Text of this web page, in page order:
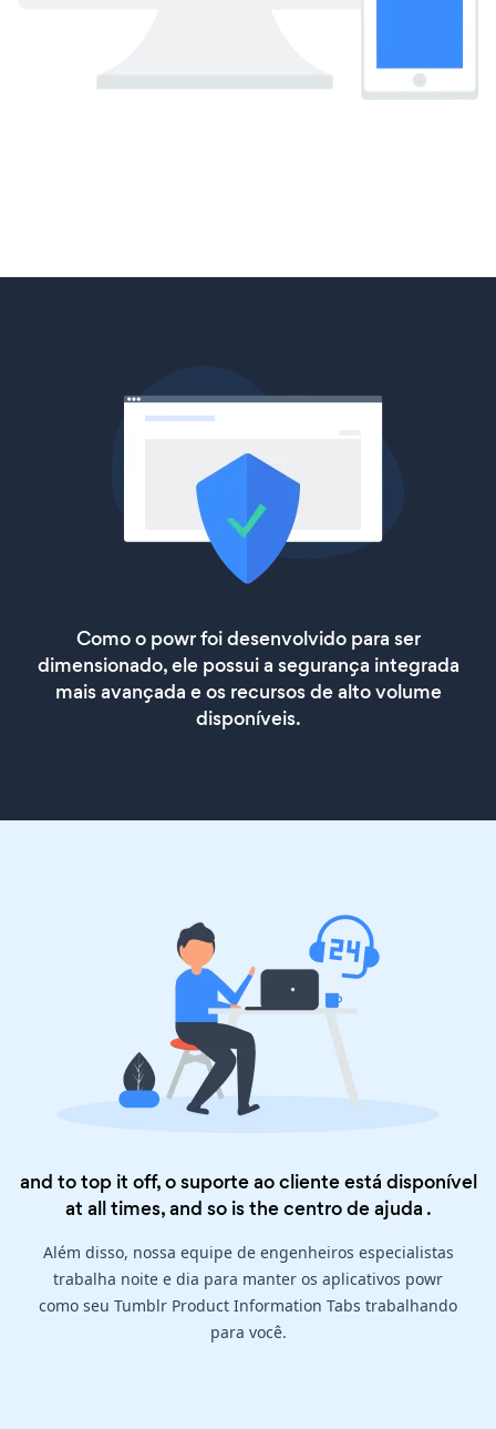
Como o powr foi desenvolvido para ser
dimensionado, ele possui a segurança integrada
mais avançada e os recursos de alto volume
disponíveis.
and to top it off, o suporte ao cliente está disponível
at all times, and so is thecentro de ajuda .
Além disso, nossa equipe de engenheiros especialistas
trabalha noite e dia para manter os aplicativos powr
como seu Tumblr Product Information Tabs trabalhando
para você.